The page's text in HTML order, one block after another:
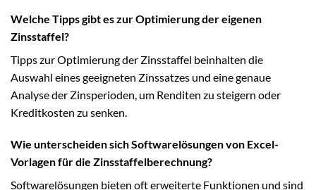
Welche Tipps gibt es zur Optimierung der eigenen
Zinsstaffel?
Tipps zur Optimierung der Zinsstaffel beinhalten die
Auswahl eines geeigneten Zinssatzes und eine genaue
Analyse der Zinsperioden, um Renditen zu steigern oder
Kreditkosten zu senken.
Wie unterscheiden sich Softwarelösungen von Excel-
Vorlagen für die Zinsstaffelberechnung?
Softwarelösungen bieten oft erweiterte Funktionen und sind